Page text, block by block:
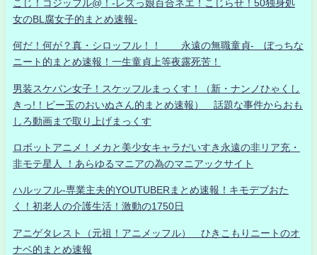
こじ！コジッフル@！-レズっ娘百合ネエ！こじらせ！50独身処
女のBL腐女子的まとめ速報-
何だ！何が？真・シロッフル！！ 永遠の無職童貞- ぼっちな
ニート的まとめ速報！一生童貞上等夜露死苦！
男装スケバン女子！スケッフルまっくす！（新・ナンノひゃくし
きっ!！ビー玉のおいぬさん的まとめ速報） 話題な事件からおも
しろ動画まで取り上げまっくす
ロボットアニメ！メカと美少女キャラだいすき永遠の非リア充・
非モテ星人 ！あらゆるマニアの為のマニアックサイト
ハルッフル-専業主夫的YOUTUBERまとめ速報！キモデブおた
く！初老人の介護生活！激動の1750日
アニゲタレスト（元祖！アニメッフル） ひきこもりニートのオ
ナベ的まとめ速報